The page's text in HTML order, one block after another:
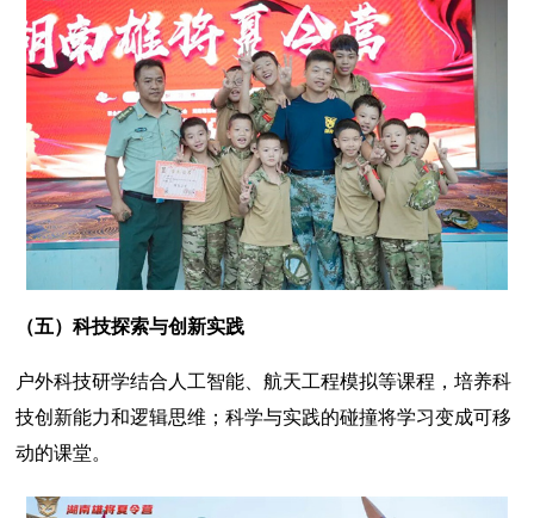
（五）科技探索与创新实践
户外科技研学结合人工智能、航天工程模拟等课程，培养科
技创新能力和逻辑思维；科学与实践的碰撞将学习变成可移
动的课堂。